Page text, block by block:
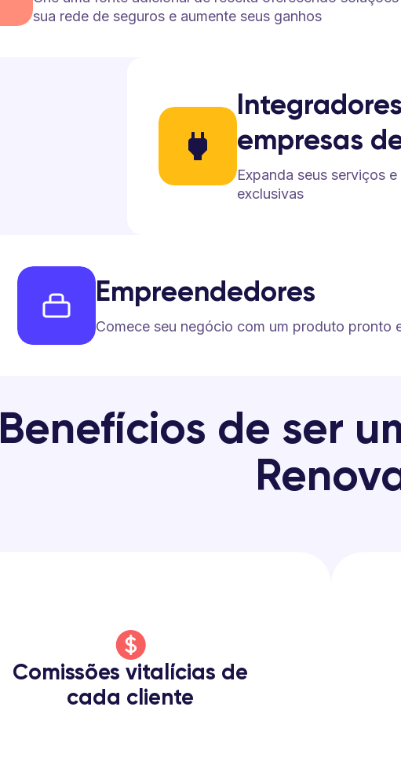
sua rede de seguros e aumente seus ganhos
empresas
Expanda seus serviços
exclusivas
Empreendedores
Comece seu negócio com um produto pronto
Benefícios de ser
Comissões vitalícias de
cada cliente